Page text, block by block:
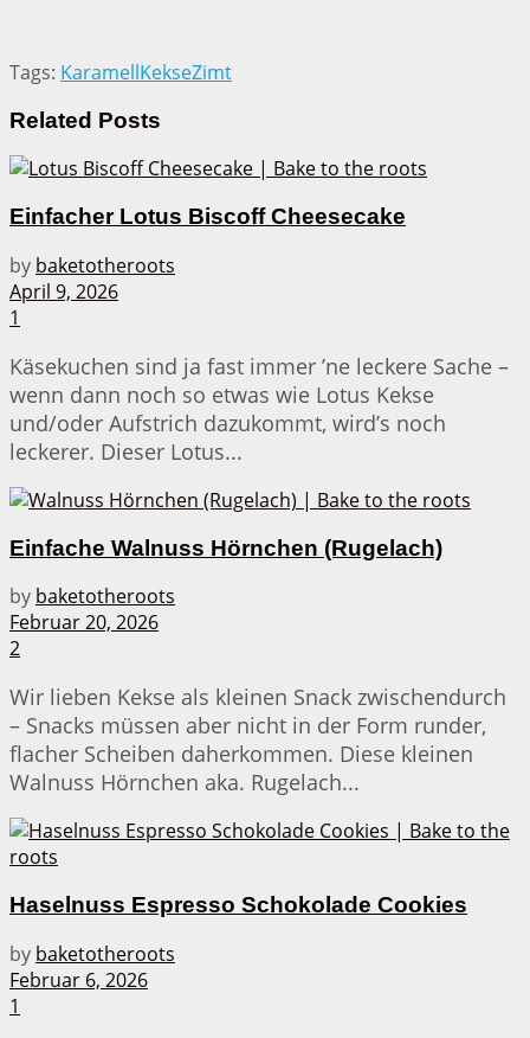
Tags: KaramellKekseZimt
Related Posts
Einfacher Lotus Biscoff Cheesecake
by baketotheroots
April 9, 2026
1
Käsekuchen sind ja fast immer ’ne leckere Sache –
wenn dann noch so etwas wie Lotus Kekse
und/oder Aufstrich dazukommt, wird’s noch
leckerer. Dieser Lotus...
Einfache Walnuss Hörnchen (Rugelach)
by baketotheroots
Februar 20, 2026
2
Wir lieben Kekse als kleinen Snack zwischendurch
– Snacks müssen aber nicht in der Form runder,
flacher Scheiben daherkommen. Diese kleinen
Walnuss Hörnchen aka. Rugelach...
Haselnuss Espresso Schokolade Cookies
by baketotheroots
Februar 6, 2026
1